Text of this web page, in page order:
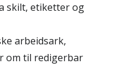
skilt, etiketter og
arbeidsark,
om til redigerbar